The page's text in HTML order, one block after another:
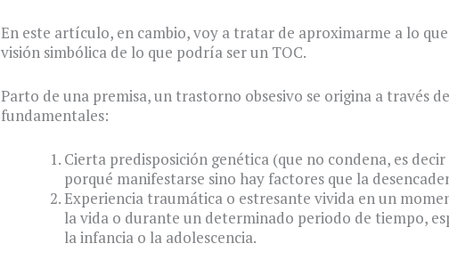
En este artículo, en cambio, voy a tratar de aproximarme a lo
visión simbólica de lo que podría ser un TOC.
Parto de una premisa, un trastorno obsesivo se origina a través
fundamentales:
Cierta predisposición genética (que no condena, es
porqué manifestarse sino hay factores que la
Experiencia traumática o estresante vivida en un
la vida o durante un determinado periodo de tiempo,
la infancia o la adolescencia.